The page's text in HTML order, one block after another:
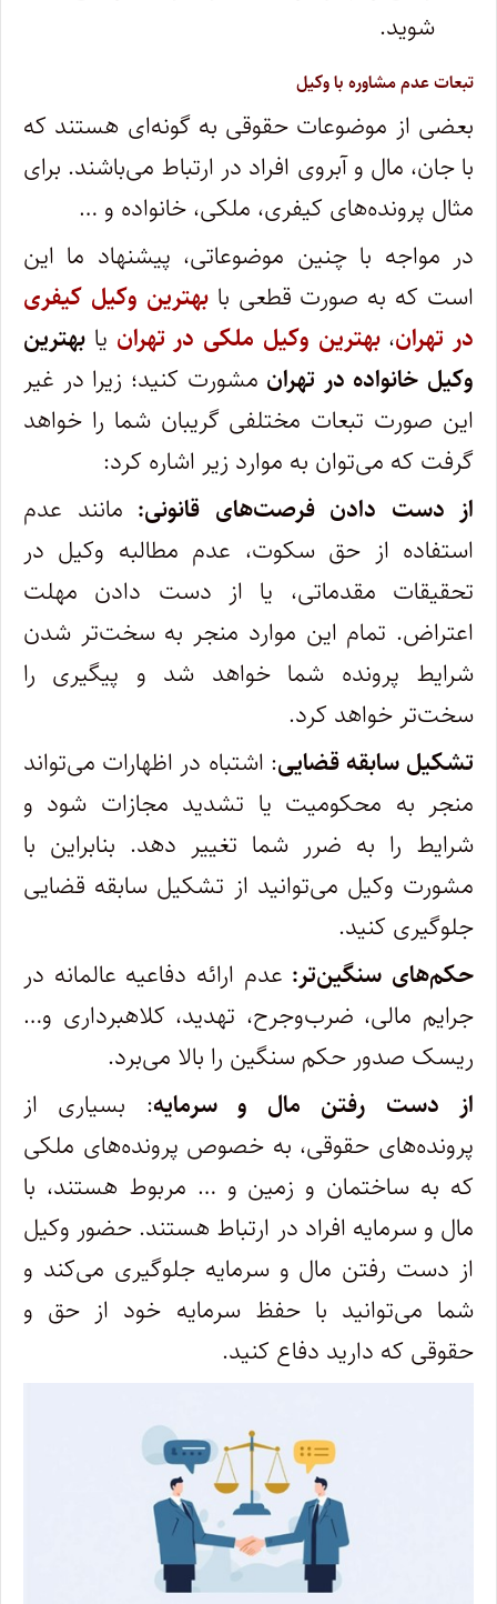
شوید.
تبعات عدم مشاوره با وکیل
بعضی از موضوعات حقوقی به گونه‌ای هستند که
با جان، مال و آبروی افراد در ارتباط می‌باشند. برای
مثال پرونده‌های کیفری، ملکی، خانواده و …
در مواجه با چنین موضوعاتی، پیشنهاد ما این
است که به صورت قطعی بابهترین وکیل کیفری
در تهران،بهترین وکیل ملکی در تهران یا بهترین
وکیل خانواده در تهران مشورت کنید؛ زیرا در غیر
این صورت تبعات مختلفی گریبان شما را خواهد
گرفت که می‌توان به موارد زیر اشاره کرد:
از دست دادن فرصت‌های قانونی: مانند عدم
استفاده از حق سکوت، عدم مطالبه وکیل در
تحقیقات مقدماتی، یا از دست دادن مهلت
اعتراض. تمام این موارد منجر به سخت‌تر شدن
شرایط پرونده شما خواهد شد و پیگیری را
سخت‌تر خواهد کرد.
تشکیل سابقه قضایی: اشتباه در اظهارات می‌تواند
منجر به محکومیت یا تشدید مجازات شود و
شرایط را به ضرر شما تغییر دهد. بنابراین با
مشورت وکیل می‌توانید از تشکیل سابقه قضایی
جلوگیری کنید.
حکم‌های سنگین‌تر: عدم ارائه دفاعیه عالمانه در
جرایم مالی، ضرب‌وجرح، تهدید، کلاهبرداری و…
ریسک صدور حکم سنگین را بالا می‌برد.
از دست رفتن مال و سرمایه: بسیاری از
پرونده‌های حقوقی، به خصوص پرونده‌های ملکی
که به ساختمان و زمین و … مربوط هستند، با
مال و سرمایه افراد در ارتباط هستند. حضور وکیل
از دست رفتن مال و سرمایه جلوگیری می‌کند و
شما می‌توانید با حفظ سرمایه خود از حق و
حقوقی که دارید دفاع کنید.